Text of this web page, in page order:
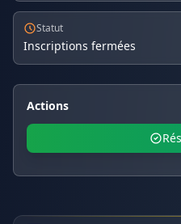
Statut
Inscriptions fermées
Actions